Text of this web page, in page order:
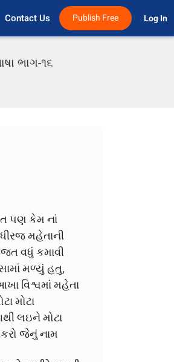
Contact Us Publish Free Log In
ભાગ-૧૬
પણ કેમ નાં
મહેતાની
વધું કમાવી
મળ્યું હતુ,
વિશ્વમાં મહેતા
મોટા
લઇને મોટા
જેનું નામ